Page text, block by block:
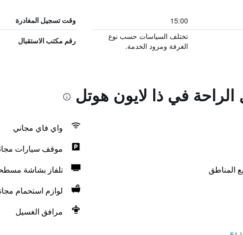
15:00 وقت تسجيل المغادرة
تختلف السياسات حسب نوع
الغرفة ومزود الخدمة.
رقم مكتب الاستقبال
الراحة في ذا لايون هوتل
واي فاي مجاني
موقف سيارات
المناطق
تلفاز بشاشة
لوازم استحمام
مرافق الغسيل